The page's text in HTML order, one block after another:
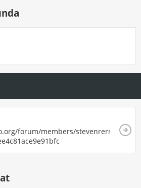
forum/members/stevenrern.html?